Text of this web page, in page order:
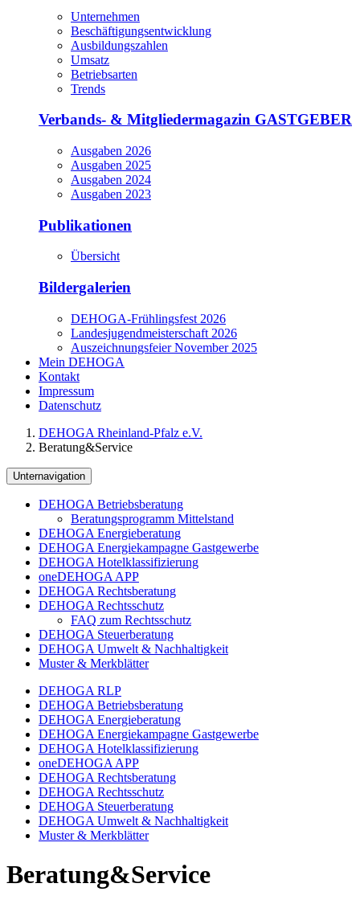
Unternehmen
Beschäftigungsentwicklung
Ausbildungszahlen
Umsatz
Betriebsarten
Trends
Verbands- & Mitgliedermagazin GASTGEBER
Ausgaben 2026
Ausgaben 2025
Ausgaben 2024
Ausgaben 2023
Publikationen
Übersicht
Bildergalerien
DEHOGA-Frühlingsfest 2026
Landesjugendmeisterschaft 2026
Auszeichnungsfeier November 2025
Mein DEHOGA
Kontakt
Impressum
Datenschutz
DEHOGA Rheinland-Pfalz e.V.
Beratung&Service
Unternavigation
DEHOGA Betriebsberatung
Beratungsprogramm Mittelstand
DEHOGA Energieberatung
DEHOGA Energiekampagne Gastgewerbe
DEHOGA Hotelklassifizierung
oneDEHOGA APP
DEHOGA Rechtsberatung
DEHOGA Rechtsschutz
FAQ zum Rechtsschutz
DEHOGA Steuerberatung
DEHOGA Umwelt & Nachhaltigkeit
Muster & Merkblätter
DEHOGA RLP
DEHOGA Betriebsberatung
DEHOGA Energieberatung
DEHOGA Energiekampagne Gastgewerbe
DEHOGA Hotelklassifizierung
oneDEHOGA APP
DEHOGA Rechtsberatung
DEHOGA Rechtsschutz
DEHOGA Steuerberatung
DEHOGA Umwelt & Nachhaltigkeit
Muster & Merkblätter
Beratung&Service